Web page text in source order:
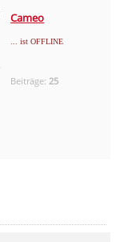
Cameo
... ist OFFLINE
Beiträge: 25